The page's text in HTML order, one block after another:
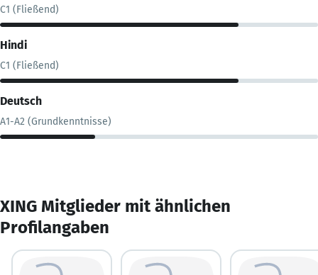
C1 (Fließend)
Hindi
C1 (Fließend)
Deutsch
A1-A2 (Grundkenntnisse)
XING Mitglieder mit ähnlichen
Profilangaben